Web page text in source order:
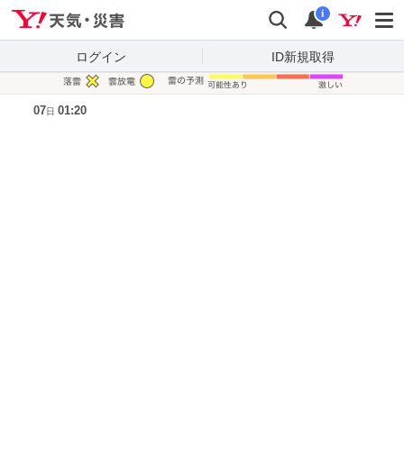
検索 通知
i
ログイン ID新規取得
07日 01:20